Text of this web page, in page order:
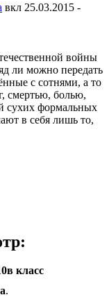
вкл 25.03.2015 -
войны
ли можно передать
с сотнями, а то
смертью, болью,
сухих формальных
в себя лишь то,
класс
.